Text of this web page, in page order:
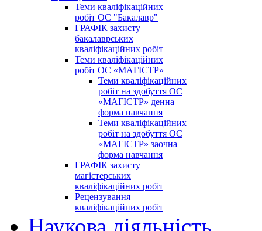
Теми кваліфікаційних
робіт ОС "Бакалавр"
ГРАФІК захисту
бакалаврських
кваліфікаційних робіт
Теми кваліфікаційних
робіт ОС «МАГІСТР»
Теми кваліфікаційних
робіт на здобуття ОС
«МАГІСТР» денна
форма навчання
Теми кваліфікаційних
робіт на здобуття ОС
«МАГІСТР» заочна
форма навчання
ГРАФІК захисту
магістерських
кваліфікаційних робіт
Рецензування
кваліфікаційних робіт